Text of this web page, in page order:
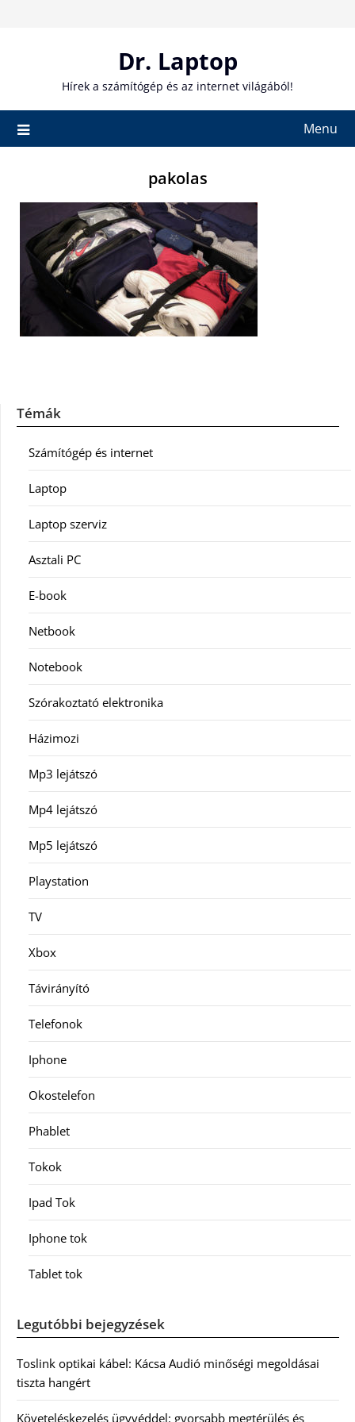
Dr. Laptop
Hírek a számítógép és az internet világából!
Menu
pakolas
Témák
Számítógép és internet
Laptop
Laptop szerviz
Asztali PC
E-book
Netbook
Notebook
Szórakoztató elektronika
Házimozi
Mp3 lejátszó
Mp4 lejátszó
Mp5 lejátszó
Playstation
TV
Xbox
Távirányító
Telefonok
Iphone
Okostelefon
Phablet
Tokok
Ipad Tok
Iphone tok
Tablet tok
Legutóbbi bejegyzések
Toslink optikai kábel: Kácsa Audió minőségi megoldásai
tiszta hangért
Követeléskezelés ügyvéddel: gyorsabb megtérülés és